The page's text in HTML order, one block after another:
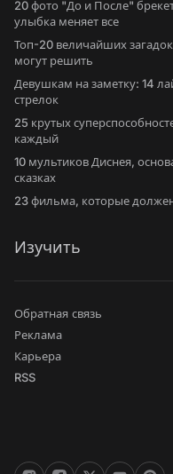
20 фото "До и После"
улыбка меняет все
Топ-20 величайших
могут решить
Девушкам на заметку: 14
стрелок
25 крутых
каждый
10 мультиков Диснея,
сказках
23 фильма, которые
Изучить
Обратная связь
Реклама
Карьера
RSS